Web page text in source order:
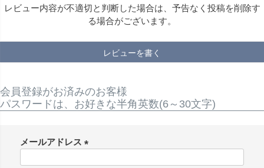
レビュー内容が不適切と判断した場合は、予告なく投稿を削除す
る場合がございます。
レビューを書く
会員登録がお済みのお客様
パスワードは、お好きな半角英数(6～30文字)
メールアドレス